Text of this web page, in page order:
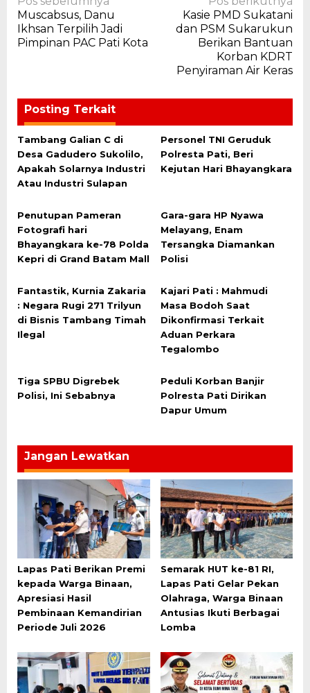
pos
Muscabsus, Danu
Ikhsan Terpilih Jadi
Pimpinan PAC Pati Kota
Kasie PMD Sukatani
dan PSM Sukarukun
Berikan Bantuan
Korban KDRT
Penyiraman Air Keras
Posting Terkait
Tambang Galian C di
Desa Gadudero Sukolilo,
Apakah Solarnya Industri
Atau Industri Sulapan
Personel TNI Geruduk
Polresta Pati, Beri
Kejutan Hari Bhayangkara
Penutupan Pameran
Fotografi hari
Bhayangkara ke-78 Polda
Kepri di Grand Batam Mall
Gara-gara HP Nyawa
Melayang, Enam
Tersangka Diamankan
Polisi
Fantastik, Kurnia Zakaria
: Negara Rugi 271 Trilyun
di Bisnis Tambang Timah
Ilegal
Kajari Pati : Mahmudi
Masa Bodoh Saat
Dikonfirmasi Terkait
Aduan Perkara
Tegalombo
Tiga SPBU Digrebek
Polisi, Ini Sebabnya
Peduli Korban Banjir
Polresta Pati Dirikan
Dapur Umum
Jangan Lewatkan
Lapas Pati Berikan Premi
kepada Warga Binaan,
Apresiasi Hasil
Pembinaan Kemandirian
Periode Juli 2026
Semarak HUT ke-81 RI,
Lapas Pati Gelar Pekan
Olahraga, Warga Binaan
Antusias Ikuti Berbagai
Lomba